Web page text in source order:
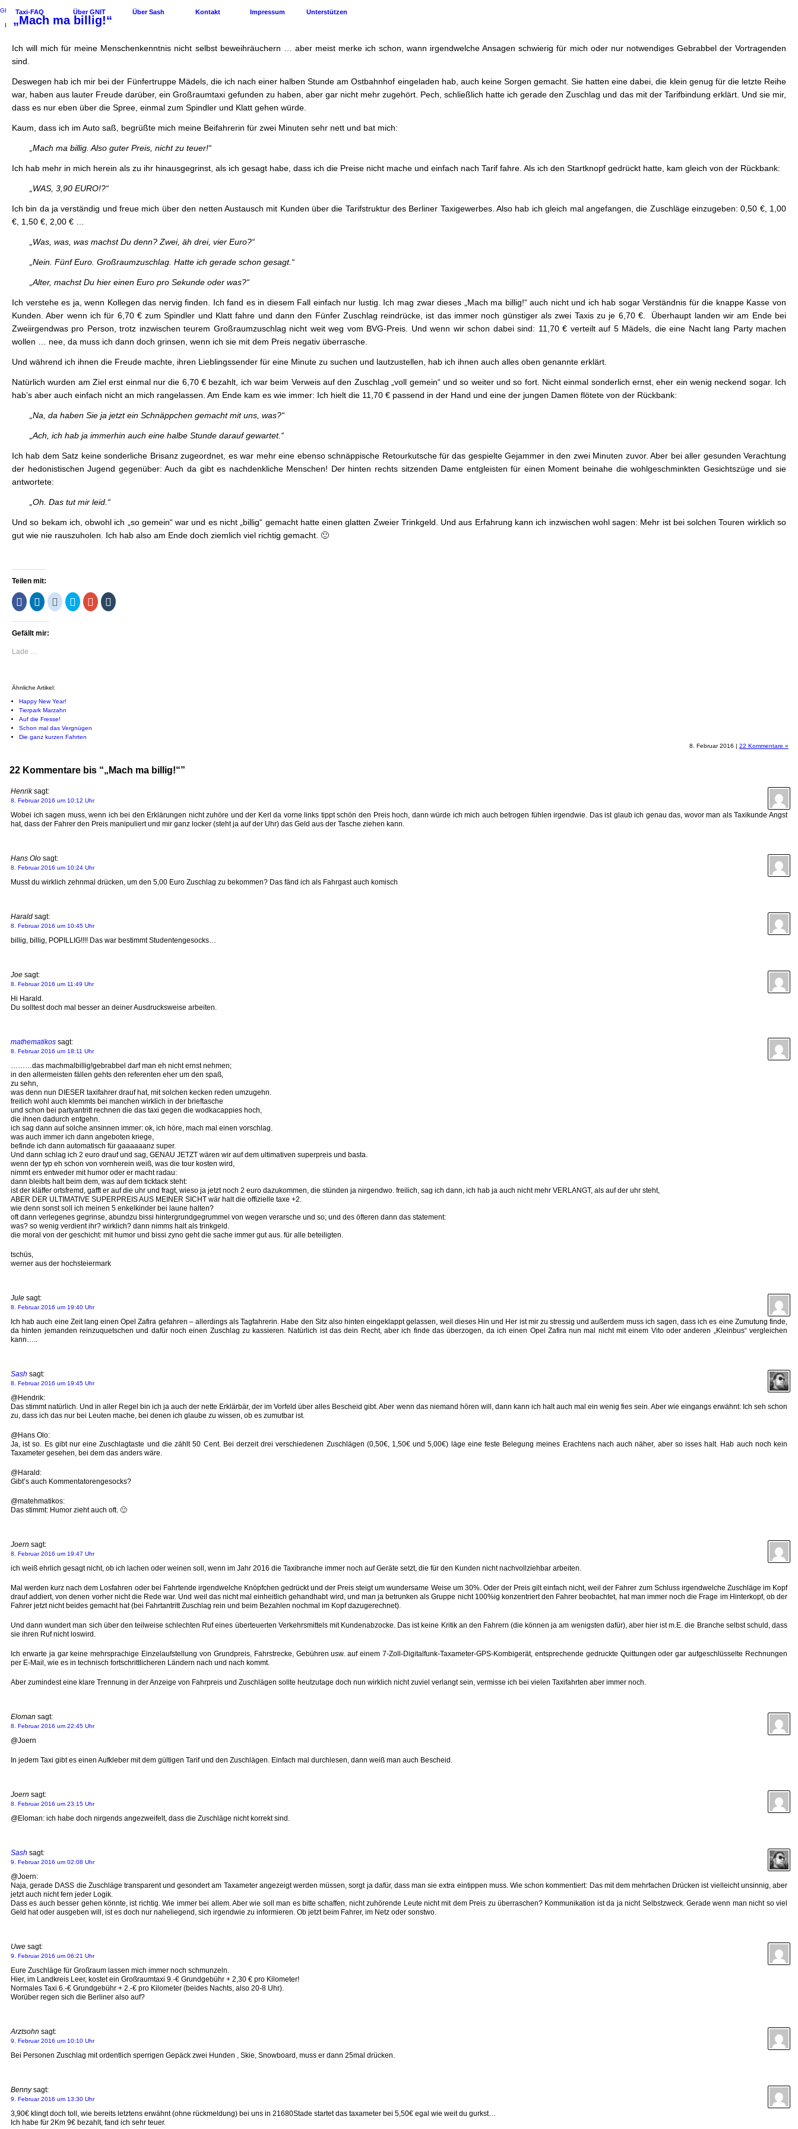
Taxi-FAQ Über GNIT Über Sash Kontakt Impressum Unterstützen
GESTERN-NACHT-IM-TAXI.DE
EIN TAXIBLOG
„Mach ma billig!“
Ich will mich für meine Menschenkenntnis nicht selbst beweihräuchern … aber meist merke ich schon, wann irgendwelche Ansagen schwierig für mich oder nur notwendiges Gebrabbel der Vortragenden
sind.
Deswegen hab ich mir bei der Fünfertruppe Mädels, die ich nach einer halben Stunde am Ostbahnhof eingeladen hab, auch keine Sorgen gemacht. Sie hatten eine dabei, die klein genug für die letzte Reihe
war, haben aus lauter Freude darüber, ein Großraumtaxi gefunden zu haben, aber gar nicht mehr zugehört. Pech, schließlich hatte ich gerade den Zuschlag und das mit der Tarifbindung erklärt. Und sie mir,
dass es nur eben über die Spree, einmal zum Spindler und Klatt gehen würde.
Kaum, dass ich im Auto saß, begrüßte mich meine Beifahrerin für zwei Minuten sehr nett und bat mich:
„Mach ma billig. Also guter Preis, nicht zu teuer!“
Ich hab mehr in mich herein als zu ihr hinausgegrinst, als ich gesagt habe, dass ich die Preise nicht mache und einfach nach Tarif fahre. Als ich den Startknopf gedrückt hatte, kam gleich von der Rückbank:
„WAS, 3,90 EURO!?“
Ich bin da ja verständig und freue mich über den netten Austausch mit Kunden über die Tarifstruktur des Berliner Taxigewerbes. Also hab ich gleich mal angefangen, die Zuschläge einzugeben: 0,50 €, 1,00
€, 1,50 €, 2,00 € …
„Was, was, was machst Du denn? Zwei, äh drei, vier Euro?“
„Nein. Fünf Euro. Großraumzuschlag. Hatte ich gerade schon gesagt.“
„Alter, machst Du hier einen Euro pro Sekunde oder was?“
Ich verstehe es ja, wenn Kollegen das nervig finden. Ich fand es in diesem Fall einfach nur lustig. Ich mag zwar dieses „Mach ma billig!“ auch nicht und ich hab sogar Verständnis für die knappe Kasse von
Kunden. Aber wenn ich für 6,70 € zum Spindler und Klatt fahre und dann den Fünfer Zuschlag reindrücke, ist das immer noch günstiger als zwei Taxis zu je 6,70 €. Überhaupt landen wir am Ende bei
Zweiirgendwas pro Person, trotz inzwischen teurem Großraumzuschlag nicht weit weg vom BVG-Preis. Und wenn wir schon dabei sind: 11,70 € verteilt auf 5 Mädels, die eine Nacht lang Party machen
wollen … nee, da muss ich dann doch grinsen, wenn ich sie mit dem Preis negativ überrasche.
Und während ich ihnen die Freude machte, ihren Lieblingssender für eine Minute zu suchen und lautzustellen, hab ich ihnen auch alles oben genannte erklärt.
Natürlich wurden am Ziel erst einmal nur die 6,70 € bezahlt, ich war beim Verweis auf den Zuschlag „voll gemein“ und so weiter und so fort. Nicht einmal sonderlich ernst, eher ein wenig neckend sogar. Ich
hab’s aber auch einfach nicht an mich rangelassen. Am Ende kam es wie immer: Ich hielt die 11,70 € passend in der Hand und eine der jungen Damen flötete von der Rückbank:
„Na, da haben Sie ja jetzt ein Schnäppchen gemacht mit uns, was?“
„Ach, ich hab ja immerhin auch eine halbe Stunde darauf gewartet.“
Ich hab dem Satz keine sonderliche Brisanz zugeordnet, es war mehr eine ebenso schnäppische Retourkutsche für das gespielte Gejammer in den zwei Minuten zuvor. Aber bei aller gesunden Verachtung
der hedonistischen Jugend gegenüber: Auch da gibt es nachdenkliche Menschen! Der hinten rechts sitzenden Dame entgleisten für einen Moment beinahe die wohlgeschminkten Gesichtszüge und sie
antwortete:
„Oh. Das tut mir leid.“
Und so bekam ich, obwohl ich „so gemein“ war und es nicht „billig“ gemacht hatte einen glatten Zweier Trinkgeld. Und aus Erfahrung kann ich inzwischen wohl sagen: Mehr ist bei solchen Touren wirklich so
gut wie nie rauszuholen. Ich hab also am Ende doch ziemlich viel richtig gemacht. 🙂
Teilen mit:
Klick,
um
Facebook
zu
teilen
in
neuem
Klick,
um
LinkedIn
zu
teilen
Klick,
um
Klick,
um
über
Zum
Teilen
Klick,
um
Gefällt mir:
Lade …
Ähnliche Artikel:
Happy New Year!
Tierpark Marzahn
Auf die Fresse!
Schon mal das Vergnügen
Die ganz kurzen Fahrten
8. Februar 2016 | 22 Kommentare »
22 Kommentare bis “„Mach ma billig!“”
Henrik sagt:
8. Februar 2016 um 10:12 Uhr
Wobei ich sagen muss, wenn ich bei den Erklärungen nicht zuhöre und der Kerl da vorne links tippt schön den Preis hoch, dann würde ich mich auch betrogen fühlen irgendwie. Das ist glaub ich genau das, wovor man als Taxikunde Angst
hat, dass der Fahrer den Preis manipuliert und mir ganz locker (steht ja auf der Uhr) das Geld aus der Tasche ziehen kann.
Hans Olo sagt:
8. Februar 2016 um 10:24 Uhr
Musst du wirklich zehnmal drücken, um den 5,00 Euro Zuschlag zu bekommen? Das fänd ich als Fahrgast auch komisch
Harald sagt:
8. Februar 2016 um 10:45 Uhr
billig, billig, POPILLIG!!!! Das war bestimmt Studentengesocks…
Joe sagt:
8. Februar 2016 um 11:49 Uhr
Hi Harald.
Du solltest doch mal besser an deiner Ausdrucksweise arbeiten.
mathematikos sagt:
8. Februar 2016 um 18:11 Uhr
………das machmalbillig!gebrabbel darf man eh nicht ernst nehmen;
in den allermeisten fällen gehts den referenten eher um den spaß,
zu sehn,
was denn nun DIESER taxifahrer drauf hat, mit solchen kecken reden umzugehn.
freilich wohl auch klemmts bei manchen wirklich in der brieftasche
und schon bei partyantritt rechnen die das taxi gegen die wodkacappies hoch,
die ihnen dadurch entgehn.
ich sag dann auf solche ansinnen immer: ok, ich höre, mach mal einen vorschlag.
was auch immer ich dann angeboten kriege,
befinde ich dann automatisch für gaaaaaanz super.
Und dann schlag ich 2 euro drauf und sag, GENAU JETZT wären wir auf dem ultimativen superpreis und basta.
wenn der typ eh schon von vornherein weiß, was die tour kosten wird,
nimmt ers entweder mit humor oder er macht radau:
dann bleibts halt beim dem, was auf dem ticktack steht:
ist der kläffer ortsfremd, gafft er auf die uhr und fragt, wieso ja jetzt noch 2 euro dazukommen, die stünden ja nirgendwo. freilich, sag ich dann, ich hab ja auch nicht mehr VERLANGT, als auf der uhr steht,
ABER DER ULTIMATIVE SUPERPREIS AUS MEINER SICHT wär halt die offizielle taxe +2.
wie denn sonst soll ich meinen 5 enkelkinder bei laune halten?
oft dann verlegenes gegrinse, abundzu bissi hintergrundgegrummel von wegen verarsche und so; und des öfteren dann das statement:
was? so wenig verdient ihr? wirklich? dann nimms halt als trinkgeld.
die moral von der geschicht: mit humor und bissi zyno geht die sache immer gut aus. für alle beteiligten.
tschüs,
werner aus der hochsteiermark
Jule sagt:
8. Februar 2016 um 19:40 Uhr
Ich hab auch eine Zeit lang einen Opel Zafira gefahren – allerdings als Tagfahrerin. Habe den Sitz also hinten eingeklappt gelassen, weil dieses Hin und Her ist mir zu stressig und außerdem muss ich sagen, dass ich es eine Zumutung finde,
da hinten jemanden reinzuquetschen und dafür noch einen Zuschlag zu kassieren. Natürlich ist das dein Recht, aber ich finde das überzogen, da ich einen Opel Zafira nun mal nicht mit einem Vito oder anderen „Kleinbus“ vergleichen
kann…..
Sash sagt:
8. Februar 2016 um 19:45 Uhr
@Hendrik:
Das stimmt natürlich. Und in aller Regel bin ich ja auch der nette Erklärbär, der im Vorfeld über alles Bescheid gibt. Aber wenn das niemand hören will, dann kann ich halt auch mal ein wenig fies sein. Aber wie eingangs erwähnt: Ich seh schon
zu, dass ich das nur bei Leuten mache, bei denen ich glaube zu wissen, ob es zumutbar ist.
@Hans Olo:
Ja, ist so. Es gibt nur eine Zuschlagtaste und die zählt 50 Cent. Bei derzeit drei verschiedenen Zuschlägen (0,50€, 1,50€ und 5,00€) läge eine feste Belegung meines Erachtens nach auch näher, aber so isses halt. Hab auch noch kein
Taxameter gesehen, bei dem das anders wäre.
@Harald:
Gibt’s auch Kommentatorengesocks?
@matehmatikos:
Das stimmt: Humor zieht auch oft. 🙂
Joern sagt:
8. Februar 2016 um 19:47 Uhr
ich weiß ehrlich gesagt nicht, ob ich lachen oder weinen soll, wenn im Jahr 2016 die Taxibranche immer noch auf Geräte setzt, die für den Kunden nicht nachvollziehbar arbeiten.
Mal werden kurz nach dem Losfahren oder bei Fahrtende irgendwelche Knöpfchen gedrückt und der Preis steigt um wundersame Weise um 30%. Oder der Preis gilt einfach nicht, weil der Fahrer zum Schluss irgendwelche Zuschläge im Kopf
drauf addiert, von denen vorher nicht die Rede war. Und weil das nicht mal einheitlich gehandhabt wird, und man ja betrunken als Gruppe nicht 100%ig konzentriert den Fahrer beobachtet, hat man immer noch die Frage im Hinterkopf, ob der
Fahrer jetzt nicht beides gemacht hat (bei Fahrtantritt Zuschlag rein und beim Bezahlen nochmal im Kopf dazugerechnet).
Und dann wundert man sich über den teilweise schlechten Ruf eines überteuerten Verkehrsmittels mit Kundenabzocke. Das ist keine Kritik an den Fahrern (die können ja am wenigsten dafür), aber hier ist m.E. die Branche selbst schuld, dass
sie ihren Ruf nicht loswird.
Ich erwarte ja gar keine mehrsprachige Einzelaufstellung von Grundpreis, Fahrstrecke, Gebühren usw. auf einem 7-Zoll-Digitalfunk-Taxameter-GPS-Kombigerät, entsprechende gedruckte Quittungen oder gar aufgeschlüsselte Rechnungen
per E-Mail, wie es in technisch fortschrittlicheren Ländern nach und nach kommt.
Aber zumindest eine klare Trennung in der Anzeige von Fahrpreis und Zuschlägen sollte heutzutage doch nun wirklich nicht zuviel verlangt sein, vermisse ich bei vielen Taxifahrten aber immer noch.
Eloman sagt:
8. Februar 2016 um 22:45 Uhr
@Joern
In jedem Taxi gibt es einen Aufkleber mit dem gültigen Tarif und den Zuschlägen. Einfach mal durchlesen, dann weiß man auch Bescheid.
Joern sagt:
8. Februar 2016 um 23:15 Uhr
@Eloman: ich habe doch nirgends angezweifelt, dass die Zuschläge nicht korrekt sind.
Sash sagt:
9. Februar 2016 um 02:08 Uhr
@Joern:
Naja, gerade DASS die Zuschläge transparent und gesondert am Taxameter angezeigt werden müssen, sorgt ja dafür, dass man sie extra eintippen muss. Wie schon kommentiert: Das mit dem mehrfachen Drücken ist vielleicht unsinnig, aber
jetzt auch nicht fern jeder Logik.
Dass es auch besser gehen könnte, ist richtig. Wie immer bei allem. Aber wie soll man es bitte schaffen, nicht zuhörende Leute nicht mit dem Preis zu überraschen? Kommunikation ist da ja nicht Selbstzweck. Gerade wenn man nicht so viel
Geld hat oder ausgeben will, ist es doch nur naheliegend, sich irgendwie zu informieren. Ob jetzt beim Fahrer, im Netz oder sonstwo.
Uwe sagt:
9. Februar 2016 um 06:21 Uhr
Eure Zuschläge für Großraum lassen mich immer noch schmunzeln.
Hier, im Landkreis Leer, kostet ein Großraumtaxi 9.-€ Grundgebühr + 2,30 € pro Kilometer!
Normales Taxi 6.-€ Grundgebühr + 2.-€ pro Kilometer (beides Nachts, also 20-8 Uhr).
Worüber regen sich die Berliner also auf?
Arztsohn sagt:
9. Februar 2016 um 10:10 Uhr
Bei Personen Zuschlag mit ordentlich sperrigen Gepäck zwei Hunden , Skie, Snowboard, muss er dann 25mal drücken.
Benny sagt:
9. Februar 2016 um 13:30 Uhr
3,90€ klingt doch toll, wie bereits letztens erwähnt (ohne rückmeldung) bei uns in 21680Stade startet das taxameter bei 5,50€ egal wie weit du gurkst…
Ich habe für 2Km 9€ bezahlt, fand ich sehr teuer.